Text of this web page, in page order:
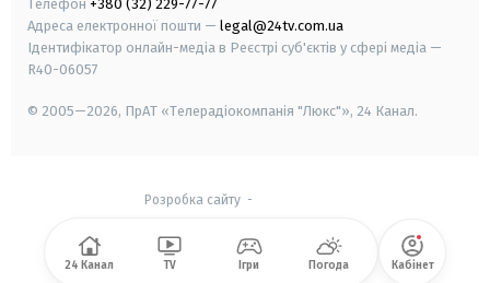
Телефон +380 (32) 229-77-77
Адреса електронної пошти — legal@24tv.com.ua
Ідентифікатор онлайн-медіа в Реєстрі суб'єктів у сфері медіа —
R40-06057
© 2005—2026, ПрАТ «Телерадіокомпанія "Люкс"», 24 Канал.
Розробка сайту-
24 Канал TV Ігри Погода Кабінет